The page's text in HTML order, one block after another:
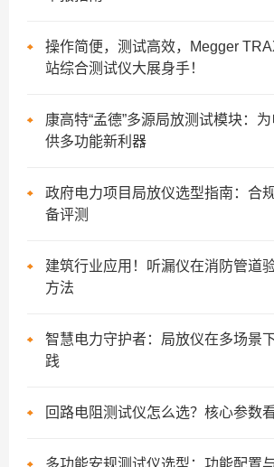
操作简便，测试高效，Megger
站综合测试仪大展身手！
康高特“孟德”多源局放测试模块：
供多功能新利器
政府电力项目局放仪选型指南：合
备评测
建筑行业应用！听漏仪在消防管道
方法
智慧电力守护者：局放仪在多场景
践
回路电阻测试仪怎么选？核心参数
多功能安规测试仪选型：功能配置